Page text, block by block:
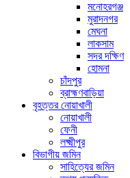
মনোহরগঞ্জ
মুরাদনগর
মেঘনা
লাকসাম
সদর দক্ষিণ
হোমনা
চাঁদপুর
ব্রাহ্মণবাড়িয়া
বৃহত্তর নোয়াখালী
নোয়াখালী
ফেনী
লক্ষ্মীপুর
বিভাগীয় জমিন
সাহিত্যের জমিন